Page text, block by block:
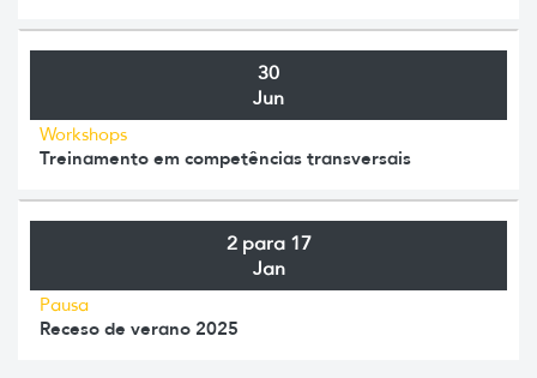
30
Jun
Workshops
Treinamento em competências transversais
2 para 17
Jan
Pausa
Receso de verano 2025